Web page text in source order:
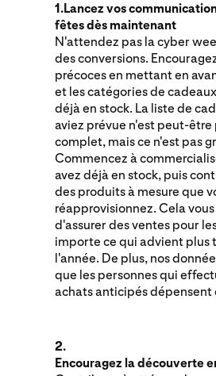
1.Lancez vos
fêtes dès maintenant
N'attendez pas la cyber
des conversions.
précoces en mettant en
et les catégories de
déjà en stock. La liste de
aviez prévue n'est peut-être
complet, mais ce n'est pas
Commencez à
avez déjà en stock, puis
des produits à mesure que
réapprovisionnez. Cela
d'assurer des ventes pour
importe ce qui advient plus
l'année. De plus, nos
que les personnes qui
achats anticipés dépensent
2.
Encouragez la découverte